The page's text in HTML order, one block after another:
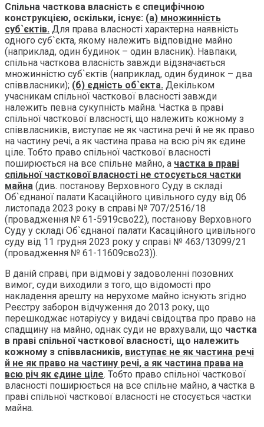
Спільна часткова власність є специфічною
конструкцією, оскільки, існує: (а) множинність
суб`єктів. Для права власності характерна наявність
одного суб`єкта, якому належить відповідне майно
(наприклад, один будинок – один власник). Навпаки,
спільна часткова власність завжди відзначається
множинністю суб`єктів (наприклад, один будинок – два
співвласники); (б) єдність об`єкта. Декільком
учасникам спільної часткової власності завжди
належить певна сукупність майна. Частка в праві
спільної часткової власності, що належить кожному з
співвласників, виступає не як частина речі й не як право
на частину речі, а як частина права на всю річ як єдине
ціле. Тобто право спільної часткової власності
поширюється на все спільне майно, а частка в праві
спільної часткової власності не стосується частки
майна (див. постанову Верховного Суду в складі
Об`єднаної палати Касаційного цивільного суду від 06
листопада 2023 року в справі № 707/2516/18
(провадження № 61-5919сво22), постанову Верховного
Суду у складі Об`єднаної палати Касаційного цивільного
суду від 11 грудня 2023 року у справі № 463/13099/21
(провадження № 61-11609сво23)).
В даній справі, при відмові у задоволенні позовних
вимог, суди виходили з того, що відомості про
накладення арешту на нерухоме майно існують згідно
Реєстру заборон відчуження до 2013 року, що
перешкоджає нотаріусу у видачі свідоцтва про право на
спадщину на майно, однак суди не врахували, що частка
в праві спільної часткової власності, що належить
кожному з співвласників, виступає не як частина речі
й не як право на частину речі, а як частина права на
всю річ як єдине ціле. Тобто право спільної часткової
власності поширюється на все спільне майно, а частка в
праві спільної часткової власності не стосується частки
майна.